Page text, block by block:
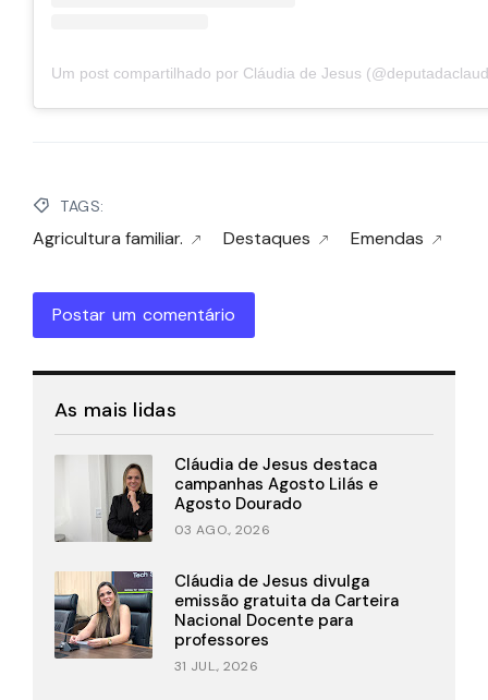
Um post compartilhado por Cláudia de Jesus
TAGS:
Agricultura familiar. Destaques Emendas
Postar um comentário
As mais lidas
Cláudia de Jesus destaca
campanhas Agosto Lilás e
Agosto Dourado
03 AGO., 2026
Cláudia de Jesus divulga
emissão gratuita da Carteira
Nacional Docente para
professores
31 JUL., 2026